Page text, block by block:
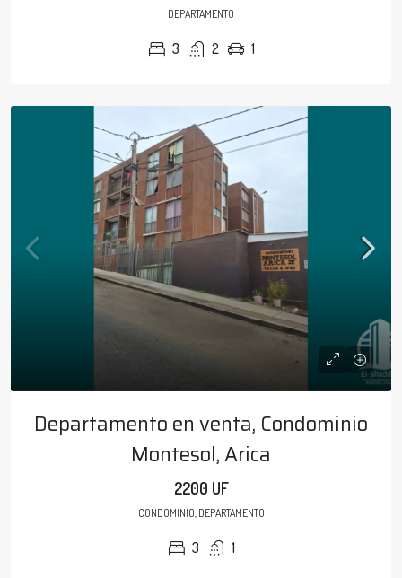
DEPARTAMENTO
3 2 1
Departamento en venta, Condominio
Montesol, Arica
2200 UF
CONDOMINIO, DEPARTAMENTO
3 1